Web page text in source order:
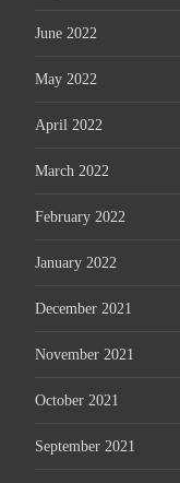
June 2022
May 2022
April 2022
March 2022
February 2022
January 2022
December 2021
November 2021
October 2021
September 2021